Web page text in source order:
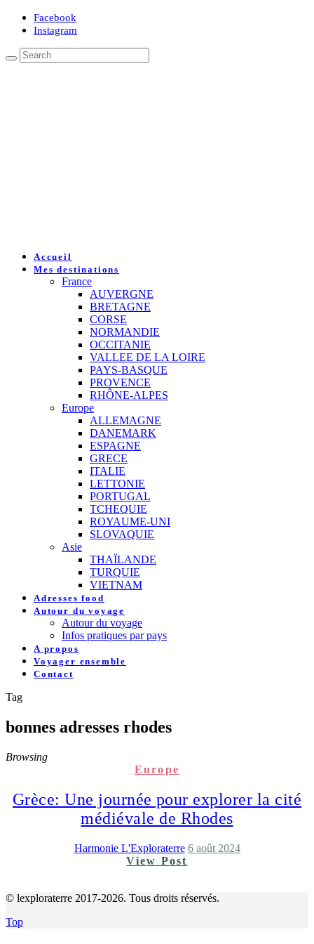
Facebook
Instagram
Accueil
Mes destinations
France
AUVERGNE
BRETAGNE
CORSE
NORMANDIE
OCCITANIE
VALLEE DE LA LOIRE
PAYS-BASQUE
PROVENCE
RHÔNE-ALPES
Europe
ALLEMAGNE
DANEMARK
ESPAGNE
GRECE
ITALIE
LETTONIE
PORTUGAL
TCHEQUIE
ROYAUME-UNI
SLOVAQUIE
Asie
THAÏLANDE
TURQUIE
VIETNAM
Adresses food
Autour du voyage
Autour du voyage
Infos pratiques par pays
A propos
Voyager ensemble
Contact
Tag
bonnes adresses rhodes
Browsing
Europe
Grèce: Une journée pour explorer la cité
médiévale de Rhodes
Harmonie L'Exploraterre 6 août 2024
View Post
© lexploraterre 2017-2026. Tous droits réservés.
Top